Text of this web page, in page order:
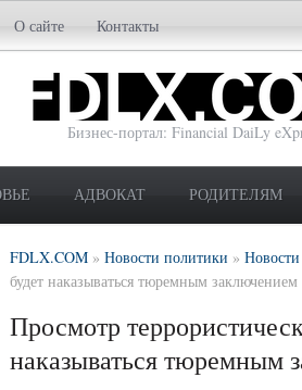
О сайте Контакты
Бизнес-портал: Financial DaiLy
АДВОКАТ РОДИТЕЛЯМ
FDLX.COM » Новости политики »
будет наказываться тюремным заключением
Просмотр
наказываться тюремным